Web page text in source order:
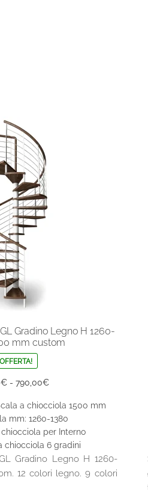
Gradino Legno H 1260-
mm custom
€ - 790,00€Fascia
prezzo:
da
696,00€
a
790,00€
a chiocciola 1500 mm
mm: 1260-1380
per Interno
chiocciola 6 gradini
Gradino Legno H 1260-
12 colori legno. 9 colori